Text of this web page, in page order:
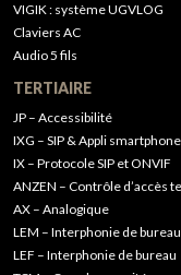
VIGIK : système UGVLOG
Claviers AC
Audio 5 fils
TERTIAIRE
JP – Accessibilité
IXG – SIP & Appli smartphone
IX – Protocole SIP et ONVIF
ANZEN – Contrôle d’accès
AX – Analogique
LEM – Interphonie de bureau
LEF – Interphonie de bureau